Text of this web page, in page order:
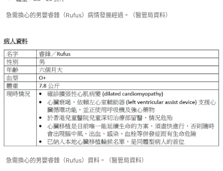
急需換心的男嬰睿鋒（Rufus）病情發展經過。（醫管局資料）
急需換心的男嬰睿鋒（Rufus）資料。（醫管局資料）